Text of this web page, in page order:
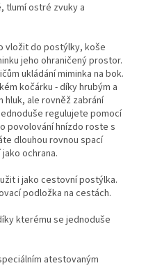
tlumí ostré zvuky a
vložit do postýlky, koše
jeho ohraničený prostor.
ukládání miminka na bok.
kočárku - díky hrubým a
hluk, ale rovněž zabrání
regulujete pomocí
povolování hnízdo roste s
dlouhou rovnou spací
ochrana.
i jako cestovní postýlka.
podložka na cestách.
kterému se jednoduše
atestovaným